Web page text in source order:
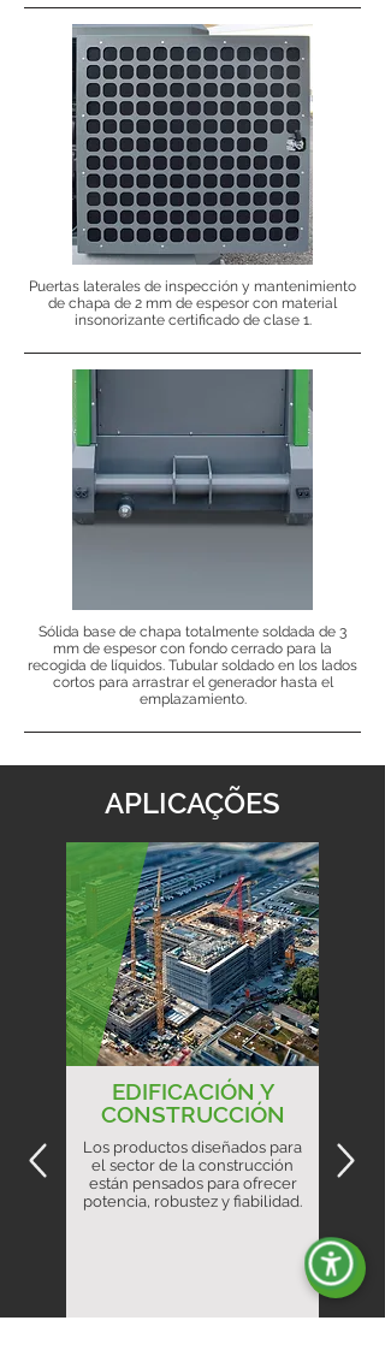
Puertas laterales de inspección y mantenimiento
de chapa de 2 mm de espesor con material
insonorizante certificado de clase 1.
Sólida base de chapa totalmente soldada de 3
mm de espesor con fondo cerrado para la
recogida de líquidos. Tubular soldado en los lados
cortos para arrastrar el generador hasta el
emplazamiento.
APLICAÇÕES
EDIFICACIÓN Y
CONSTRUCCIÓN
Los productos diseñados para
el sector de la construcción
están pensados para ofrecer
potencia, robustez y fiabilidad.